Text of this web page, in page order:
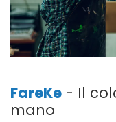
FareKe - Il
mano